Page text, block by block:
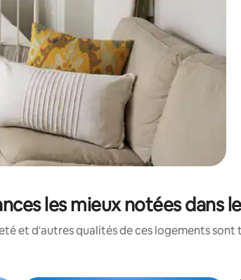
les mieux notées dans
et d'autres qualités de ces logements sont